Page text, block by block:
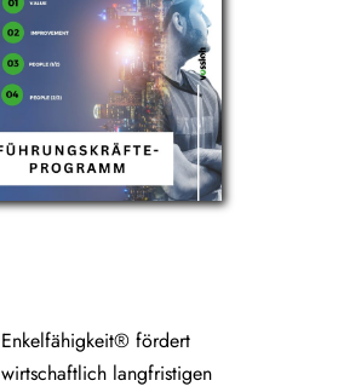
Enkelfähigkeit® fördert
wirtschaftlich langfristigen